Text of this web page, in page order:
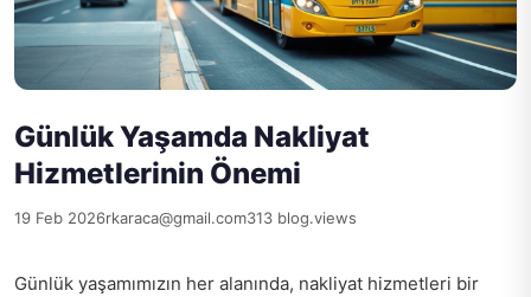
Günlük Yaşamda Nakliyat
Hizmetlerinin Önemi
19 Feb 2026rkaraca@gmail.com313 blog.views
Günlük yaşamımızın her alanında, nakliyat hizmetleri bir